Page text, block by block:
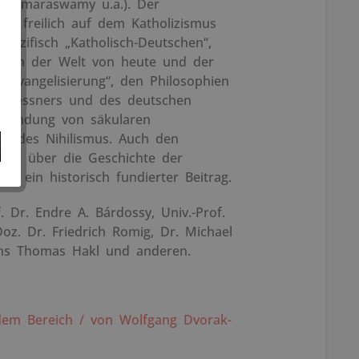
u.a.). Der
freilich auf dem Katholizismus
„Katholisch-Deutschen“,
in der Welt von heute und der
Evangelisierung“, den Philosophien
und des deutschen
von säkularen
des Nihilismus. Auch den
über die Geschichte der
ein historisch fundierter Beitrag.
Endre A. Bárdossy, Univ.-Prof.
Dr. Friedrich Romig, Dr. Michael
Thomas Hakl und anderen.
Bereich / von Wolfgang Dvorak-